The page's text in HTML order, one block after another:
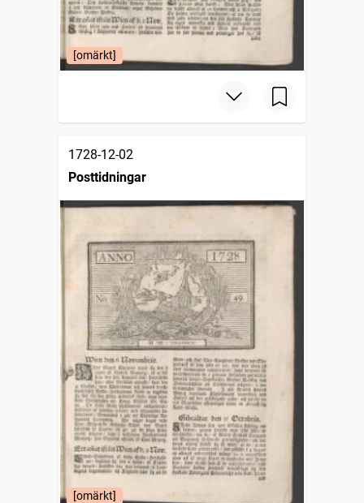
[omärkt]
1728-12-02
Posttidningar
[omärkt]